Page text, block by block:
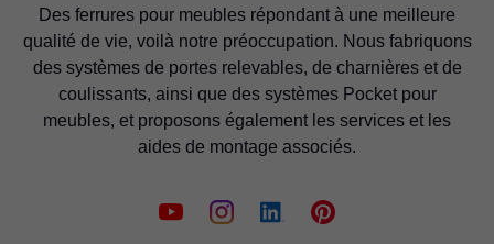
Des ferrures pour meubles répondant à une meilleure
qualité de vie, voilà notre préoccupation. Nous fabriquons
des systèmes de portes relevables, de charnières et de
coulissants, ainsi que des systèmes Pocket pour
meubles, et proposons également les services et les
aides de montage associés.